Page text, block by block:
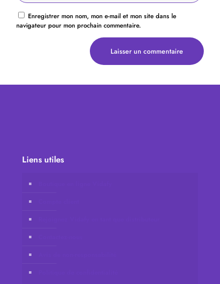
Enregistrer mon nom, mon e-mail et mon site dans le
navigateur pour mon prochain commentaire.
Liens utiles